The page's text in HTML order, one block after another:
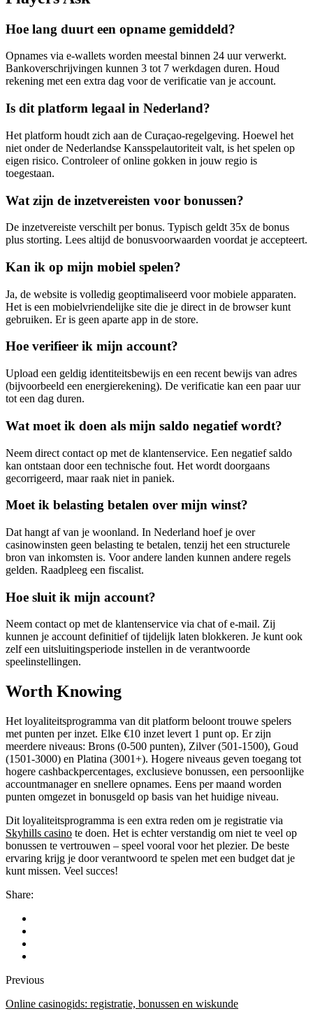
Hoe lang duurt een opname gemiddeld?
Opnames via e-wallets worden meestal binnen 24 uur verwerkt.
Bankoverschrijvingen kunnen 3 tot 7 werkdagen duren. Houd
rekening met een extra dag voor de verificatie van je account.
Is dit platform legaal in Nederland?
Het platform houdt zich aan de Curaçao-regelgeving. Hoewel het
niet onder de Nederlandse Kansspelautoriteit valt, is het spelen op
eigen risico. Controleer of online gokken in jouw regio is
toegestaan.
Wat zijn de inzetvereisten voor bonussen?
De inzetvereiste verschilt per bonus. Typisch geldt 35x de bonus
plus storting. Lees altijd de bonusvoorwaarden voordat je accepteert.
Kan ik op mijn mobiel spelen?
Ja, de website is volledig geoptimaliseerd voor mobiele apparaten.
Het is een mobielvriendelijke site die je direct in de browser kunt
gebruiken. Er is geen aparte app in de store.
Hoe verifieer ik mijn account?
Upload een geldig identiteitsbewijs en een recent bewijs van adres
(bijvoorbeeld een energierekening). De verificatie kan een paar uur
tot een dag duren.
Wat moet ik doen als mijn saldo negatief wordt?
Neem direct contact op met de klantenservice. Een negatief saldo
kan ontstaan door een technische fout. Het wordt doorgaans
gecorrigeerd, maar raak niet in paniek.
Moet ik belasting betalen over mijn winst?
Dat hangt af van je woonland. In Nederland hoef je over
casinowinsten geen belasting te betalen, tenzij het een structurele
bron van inkomsten is. Voor andere landen kunnen andere regels
gelden. Raadpleeg een fiscalist.
Hoe sluit ik mijn account?
Neem contact op met de klantenservice via chat of e-mail. Zij
kunnen je account definitief of tijdelijk laten blokkeren. Je kunt ook
zelf een uitsluitingsperiode instellen in de verantwoorde
speelinstellingen.
Worth Knowing
Het loyaliteitsprogramma van dit platform beloont trouwe spelers
met punten per inzet. Elke €10 inzet levert 1 punt op. Er zijn
meerdere niveaus: Brons (0-500 punten), Zilver (501-1500), Goud
(1501-3000) en Platina (3001+). Hogere niveaus geven toegang tot
hogere cashbackpercentages, exclusieve bonussen, een persoonlijke
accountmanager en snellere opnames. Eens per maand worden
punten omgezet in bonusgeld op basis van het huidige niveau.
Dit loyaliteitsprogramma is een extra reden om je registratie via
Skyhills casino te doen. Het is echter verstandig om niet te veel op
bonussen te vertrouwen – speel vooral voor het plezier. De beste
ervaring krijg je door verantwoord te spelen met een budget dat je
kunt missen. Veel succes!
Share:
Previous
Online casinogids: registratie, bonussen en wiskunde